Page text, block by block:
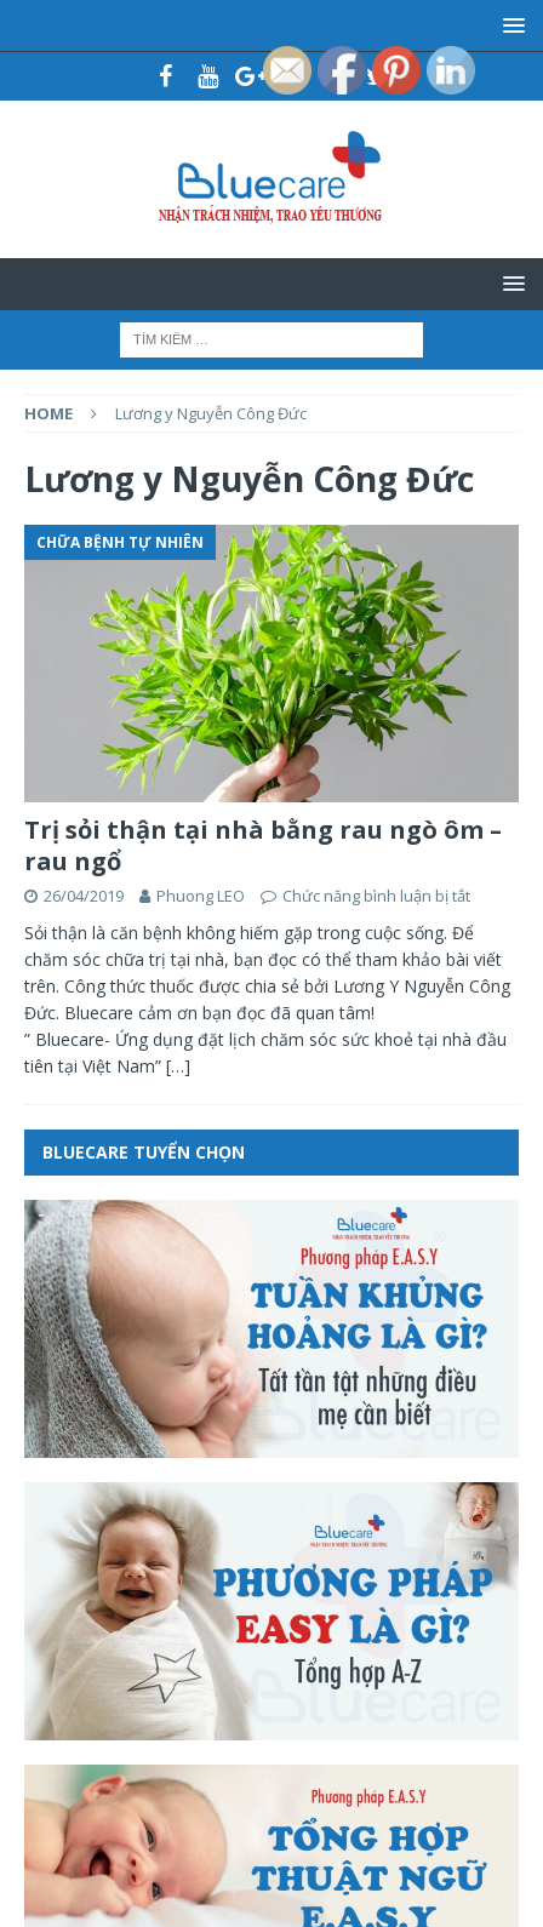
HOME Lương y Nguyễn Công Đức
Lương y Nguyễn Công Đức
CHỮA BỆNH TỰ NHIÊN
Trị sỏi thận tại nhà bằng rau ngò ôm –
rau ngổ
26/04/2019 Phuong LEO Chức năng bình luận bị tắt
Sỏi thận là căn bệnh không hiếm gặp trong cuộc sống. Để
chăm sóc chữa trị tại nhà, bạn đọc có thể tham khảo bài viết
trên. Công thức thuốc được chia sẻ bởi Lương Y Nguyễn Công
Đức. Bluecare cảm ơn bạn đọc đã quan tâm!
” Bluecare- Ứng dụng đặt lịch chăm sóc sức khoẻ tại nhà đầu
tiên tại Việt Nam” […]
BLUECARE TUYỂN CHỌN